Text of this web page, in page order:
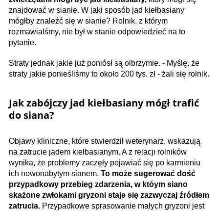
znajdować w sianie. W jaki sposób jad kiełbasiany
mógłby znaleźć się w sianie? Rolnik, z którym
rozmawialśmy, nie był w stanie odpowiedzieć na to
pytanie.
Straty jednak jakie już poniósł są olbrzymie. - Myślę, że
straty jakie ponieśliśmy to około 200 tys. zł - żali się rolnik.
Jak zabójczy jad kiełbasiany mógł trafić
do siana?
Objawy kliniczne, które stwierdził weterynarz, wskazują
na zatrucie jadem kiełbasianym. A z relacji rolników
wynika, że problemy zaczęły pojawiać się po karmieniu
ich nowonabytym sianem. To może sugerować dość
przypadkowy przebieg zdarzenia, w któym siano
skażone zwłokami gryzoni staje się zazwyczaj źródłem
zatrucia. Przypadkowe sprasowanie małych gryzoni jest